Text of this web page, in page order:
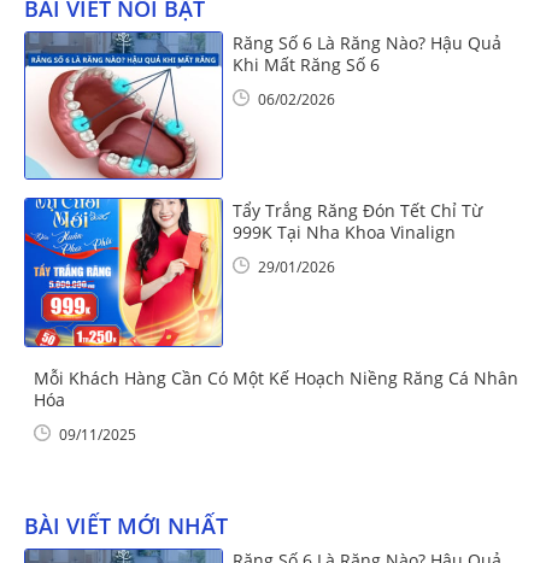
BÀI VIẾT NỔI BẬT
Răng Số 6 Là Răng Nào? Hậu Quả
Khi Mất Răng Số 6
06/02/2026
Tẩy Trắng Răng Đón Tết Chỉ Từ
999K Tại Nha Khoa Vinalign
29/01/2026
Mỗi Khách Hàng Cần Có Một Kế Hoạch Niềng Răng Cá Nhân
Hóa
09/11/2025
BÀI VIẾT MỚI NHẤT